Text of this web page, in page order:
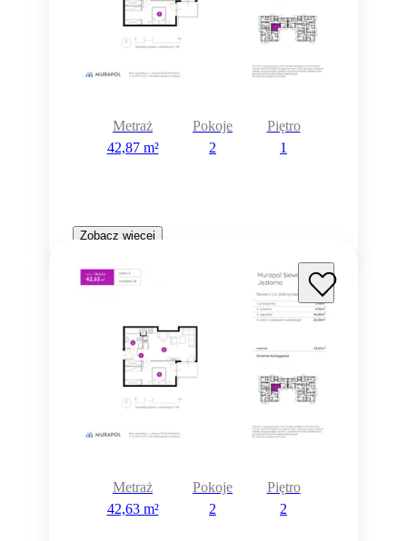
Metraż
42,87 m²
Pokoje
2
Piętro
1
Zobacz więcej
Metraż
42,63 m²
Pokoje
2
Piętro
2